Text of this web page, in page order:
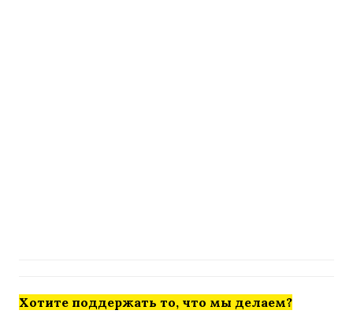
Хотите поддержать то, что мы делаем?